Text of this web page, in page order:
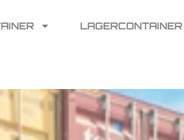
LAGERCONTAINER